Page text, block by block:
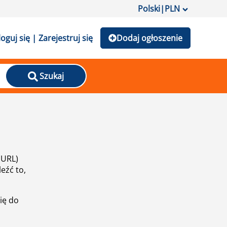
Polski|PLN
się | Zarejestruj się Dodaj ogłoszenie
Szukaj
to,
do